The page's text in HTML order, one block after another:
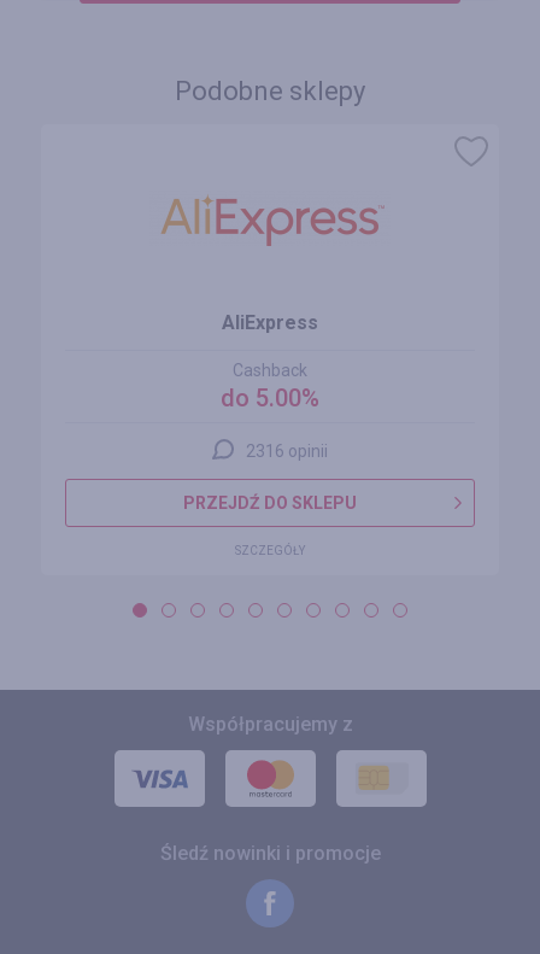
Podobne sklepy
AliExpress
Cashback
do 5.00%
2316 opinii
PRZEJDŹ DO SKLEPU
SZCZEGÓŁY
Współpracujemy z
Śledź nowinki i promocje